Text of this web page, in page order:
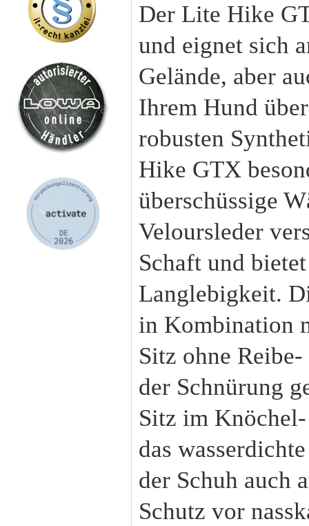
Der Lite Hike
und eignet sich
Gelände, aber
Ihrem Hund
robusten
Hike GTX
überschüssige
Veloursleder
Schaft und
Langlebigkeit.
in Kombination
Sitz ohne
der Schnürung
Sitz im
das
der Schuh auch
Schutz vor